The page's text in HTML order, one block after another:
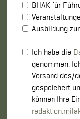
BHAK für
Ausbildung
Ich habe die
genommen.
Versand des/
gespeichert
können Ihre